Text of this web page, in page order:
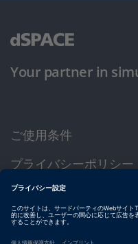
Your partner in
ご使用条件
プライバシーポリシー
約款
サイト運営会社情報